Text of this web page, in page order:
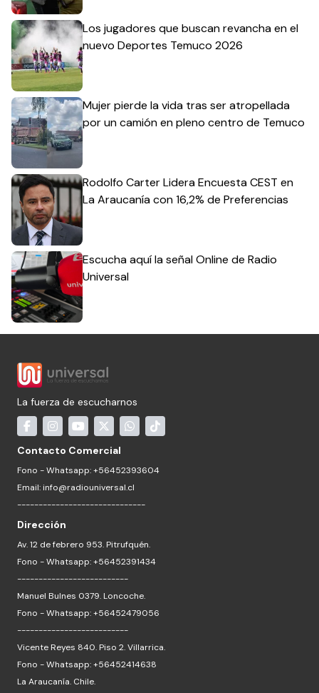
Los jugadores que buscan revancha en el
nuevo Deportes Temuco 2026
Mujer pierde la vida tras ser atropellada
por un camión en pleno centro de Temuco
Rodolfo Carter Lidera Encuesta CEST en
La Araucanía con 16,2% de Preferencias
Escucha aquí la señal Online de Radio
Universal
La fuerza de escucharnos
Contacto Comercial
Fono - Whatsapp: +56452393604
Email: info@radiouniversal.cl
------------------------------
Dirección
Av. 12 de febrero 953. Pitrufquén.
Fono - Whatsapp: +56452391434
--------------------------
Manuel Bulnes 0379. Loncoche.
Fono - Whatsapp: +56452479056
--------------------------
Vicente Reyes 840. Piso 2. Villarrica.
Fono - Whatsapp: +56452414638
La Araucanía. Chile.